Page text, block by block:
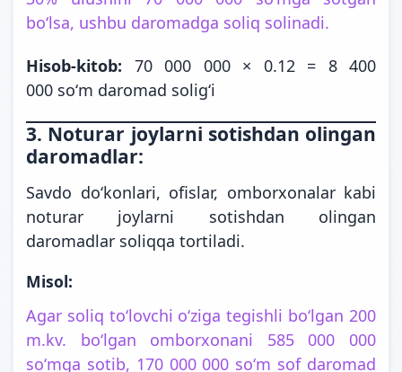
boʻlsa, ushbu daromadga soliq solinadi.
Hisob-kitob: 70 000 000 × 0.12 = 8 400
000 soʻm daromad soligʻi
3. Noturar joylarni sotishdan olingan
daromadlar:
Savdo doʻkonlari, ofislar, omborxonalar kabi
noturar joylarni sotishdan olingan
daromadlar soliqqa tortiladi.
Misol:
Agar soliq toʻlovchi oʻziga tegishli boʻlgan 200
m.kv. boʻlgan omborxonani 585 000 000
soʻmga sotib, 170 000 000 soʻm sof daromad